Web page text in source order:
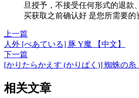
旦授予，不接受任何形式的退款
买获取之前确认好 是您所需要的
上一篇
人外 [べあている] 豚 Y魔 【中文】
下一篇
[かりたらかえす (かりぱく)] 蜘蛛の糸
相关文章